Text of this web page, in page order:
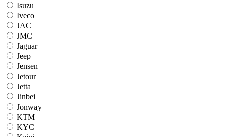
Isuzu
Iveco
JAC
JMC
Jaguar
Jeep
Jensen
Jetour
Jetta
Jinbei
Jonway
KTM
KYC